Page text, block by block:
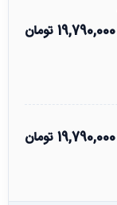
19,790,000تومان
19,790,000تومان